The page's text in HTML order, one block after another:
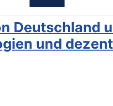
Deutschland
und